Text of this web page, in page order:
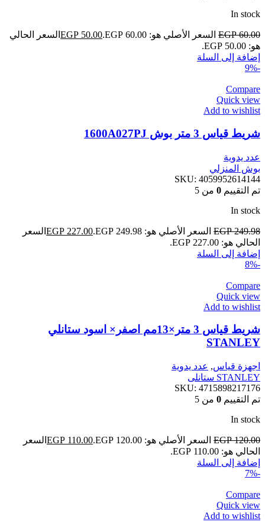
In stock
EGP60.00 السعر الأصلي هو: EGP 60.00. EGP 50.00
السعر الحالي
هو: EGP 50.00.
إضافة إلى السلة
-9%
Compare
Quick view
Add to wishlist
شريط قياس 3 متر بوش 1600A027PJ
عدد يدوية
بوش المنزلي
SKU: 4059952614144
تم التقييم 0 من 5
In stock
EGP249.98 السعر الأصلي هو: EGP 249.98. EGP 227.00
السعر
الحالي هو: EGP 227.00.
إضافة إلى السلة
-8%
Compare
Quick view
Add to wishlist
شريط قياس 3 متر×13مم اصفر× اسود ستانلي
STANLEY
اجهزة قياس, عدد يدوية
STANLEY ستانلى
SKU: 4715898217176
تم التقييم 0 من 5
In stock
EGP120.00 السعر الأصلي هو: EGP 120.00. EGP 110.00
السعر
الحالي هو: EGP 110.00.
إضافة إلى السلة
-7%
Compare
Quick view
Add to wishlist